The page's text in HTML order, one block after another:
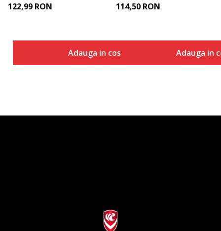
122,99 RON
Adauga in cos
114,50 RON
Adauga in